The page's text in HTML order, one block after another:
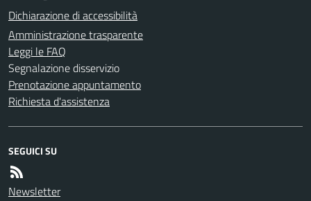
Dichiarazione di accessibilità
Amministrazione trasparente
Leggi le FAQ
Segnalazione disservizio
Prenotazione appuntamento
Richiesta d'assistenza
SEGUICI SU
Newsletter